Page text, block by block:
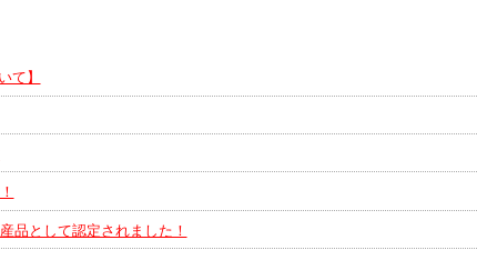
て】
品として認定されました！